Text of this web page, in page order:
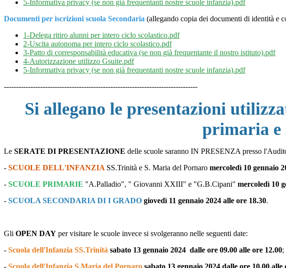
5-Informativa privacy (se non già frequentanti nostre scuole infanzia).pdf
Documenti per iscrizioni scuola Secondaria (allegando copia dei documenti di identità e
1-Delega ritiro alunni per intero ciclo scolastico.pdf
2-Uscita autonoma per intero ciclo scolastico.pdf
3-Patto di corresponsabilità educativa (se non già frequentante il nostro istituto).pdf
4-Autorizzazione utilizzo Gsuite.pdf
5-Informativa privacy (se non già frequentanti nostre scuole infanzia).pdf
--------------------------------------------------------------------------------
Si allegano le presentazioni
primaria e
Le SERATE DI PRESENTAZIONE delle scuole saranno IN PRESENZA presso
- SCUOLE DELL'INFANZIA SS.Trinità e S. Maria del Pornaro mercoledì 10 gennaio
- SCUOLE PRIMARIE "A.Palladio", " Giovanni XXIII" e "G.B.Cipani" mercoledì 10
- SCUOLA SECONDARIA DI I GRADO giovedì 11 gennaio 2024 alle ore 18.30.
Gli OPEN DAY per visitare le scuole invece si svolgeranno nelle seguenti date:
- Scuola dell'Infanzia SS.Trinità sabato 13 gennaio 2024 dalle ore 09.00 alle ore 12.00;